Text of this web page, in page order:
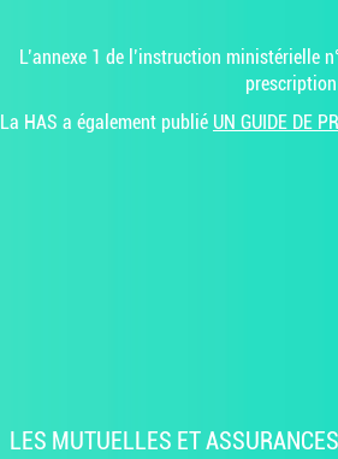
L’annexe 1 de l’instruction ministérielle
La HAS a également publié UN GUIDE DE
LES MUTUELLES ET